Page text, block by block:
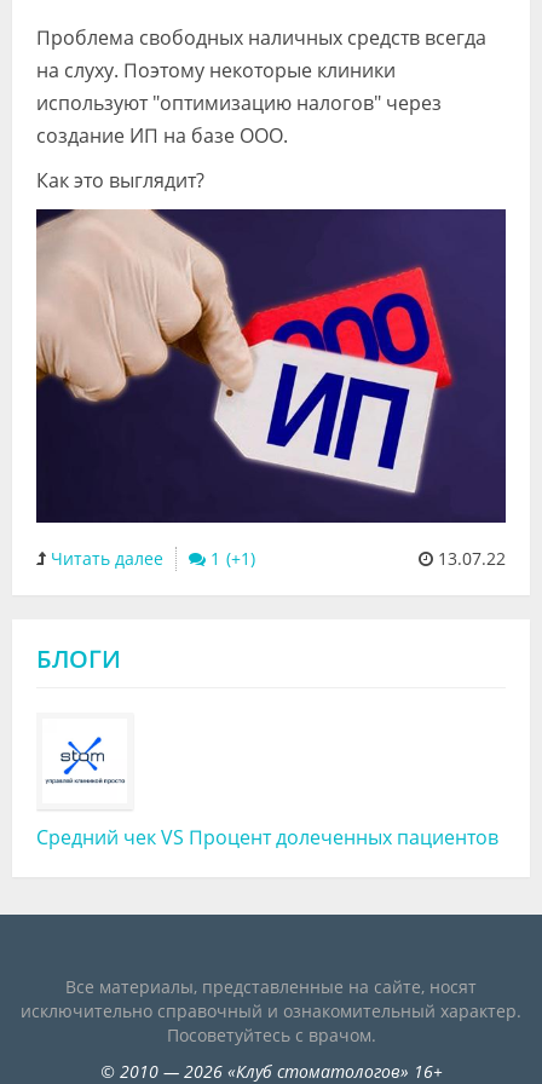
Форум
Специалисты
Галерея
Лаборатории
Проблема свободных наличных средств всегда
на слуху. Поэтому некоторые клиники
используют "оптимизацию налогов" через
создание ИП на базе ООО.
Как это выглядит?
Читать далее 1 13.07.22
БЛОГИ
Средний чек VS Процент долеченных пациентов
Все материалы, представленные на сайте, носят
исключительно справочный и ознакомительный характер.
Посоветуйтесь с врачом.
© 2010— 2026«Клуб стоматологов» 16+